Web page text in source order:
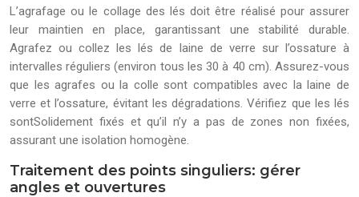
L’agrafage ou le collage des lés doit être réalisé pour assurer
leur maintien en place, garantissant une stabilité durable.
Agrafez ou collez les lés de laine de verre sur l’ossature à
intervalles réguliers (environ tous les 30 à 40 cm). Assurez-vous
que les agrafes ou la colle sont compatibles avec la laine de
verre et l’ossature, évitant les dégradations. Vérifiez que les lés
sontSolidement fixés et qu’il n’y a pas de zones non fixées,
assurant une isolation homogène.
Traitement des points singuliers: gérer
angles et ouvertures